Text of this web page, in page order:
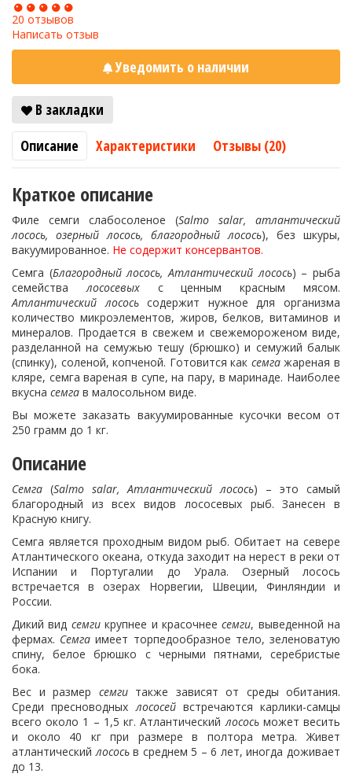
20 отзывов
Написать отзыв
Уведомить о наличии
В закладки
Описание
Характеристики Отзывы (20)
Краткое описание
Филе семги слабосоленое (Salmo salar, атлантический
лосось, озерный лосось, благородный лосось), без шкуры,
вакуумированное. Не содержит консервантов.
Семга (Благородный лосось, Атлантический лосось) – рыба
семействалососевыхс ценным красным мясом.
Атлантический лососьсодержит нужное для организма
количество микроэлементов, жиров, белков, витаминов и
минералов. Продается в свежем и свежемороженом виде,
разделанной на семужью тешу (брюшко) и семужий балык
(спинку), соленой, копченой. Готовится как семгажареная в
кляре, семга вареная в супе, на пару, в маринаде. Наиболее
вкусна семга в малосольном виде.
Вы можете заказать вакуумированные кусочки весом от
250 грамм до 1 кг.
Описание
Семга (Salmo salar, Атлантический лосось) – это самый
благородный из всех видов лососевых рыб. Занесен в
Красную книгу.
Семга является проходным видом рыб. Обитает на севере
Атлантического океана, откуда заходит на нерест в реки от
Испании и Португалии до Урала. Озерный лосось
встречается в озерах Норвегии, Швеции, Финляндии и
России.
Дикий вид семгикрупнее и красочнеесемги, выведенной на
фермах. Семга имеет торпедообразное тело, зеленоватую
спину, белое брюшко с черными пятнами, серебристые
бока.
Вес и размер семгитакже зависят от среды обитания.
Среди пресноводныхлососейвстречаются карлики-самцы
всего около 1 – 1,5 кг. Атлантическийлососьможет весить
и около 40 кг при размере в полтора метра. Живет
атлантическийлососьв среднем 5 – 6 лет, иногда доживает
до 13.